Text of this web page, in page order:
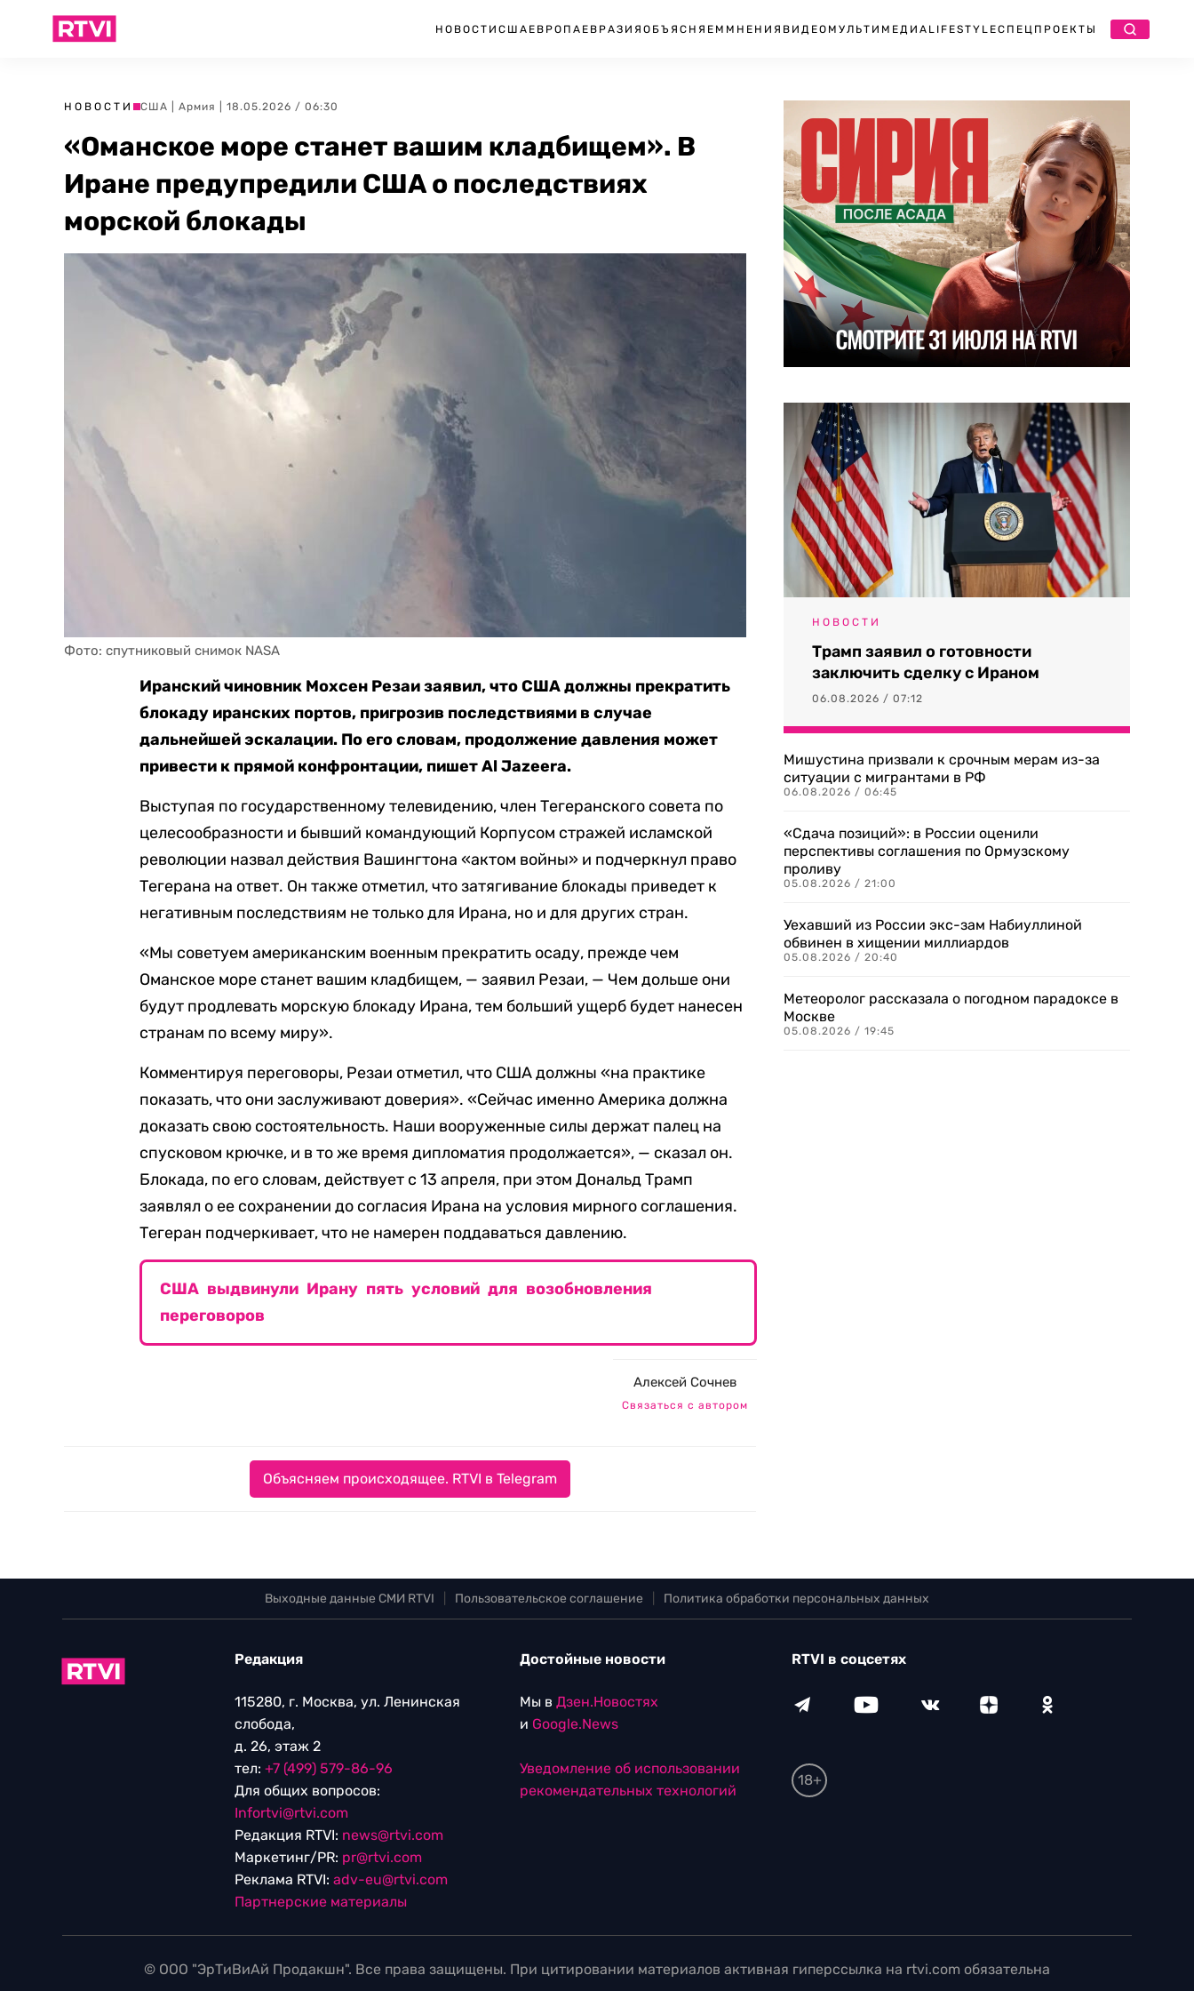
НОВОСТИ США ЕВРОПА ЕВРАЗИЯ ОБЪЯСНЯЕМ МНЕНИЯ ВИДЕО МУЛЬТИМЕДИА LIFESTYLEСПЕЦПРОЕКТЫ
НОВОСТИ США Армия | 18.05.2026 / 06:30
«Оманское море станет вашим кладбищем». В
Иране предупредили США о последствиях
морской блокады
Фото: спутниковый снимок NASA
Иранский чиновник Мохсен Резаи заявил, что США должны прекратить
блокаду иранских портов, пригрозив последствиями в случае
дальнейшей эскалации. По его словам, продолжение давления может
привести к прямой конфронтации, пишет Al Jazeera.
Выступая по государственному телевидению, член Тегеранского совета по
целесообразности и бывший командующий Корпусом стражей исламской
революции назвал действия Вашингтона «актом войны» и подчеркнул право
Тегерана на ответ. Он также отметил, что затягивание блокады приведет к
негативным последствиям не только для Ирана, но и для других стран.
«Мы советуем американским военным прекратить осаду, прежде чем
Оманское море станет вашим кладбищем, — заявил Резаи, — Чем дольше они
будут продлевать морскую блокаду Ирана, тем больший ущерб будет нанесен
странам по всему миру».
Комментируя переговоры, Резаи отметил, что США должны «на практике
показать, что они заслуживают доверия». «Сейчас именно Америка должна
доказать свою состоятельность. Наши вооруженные силы держат палец на
спусковом крючке, и в то же время дипломатия продолжается», — сказал он.
Блокада, по его словам, действует с 13 апреля, при этом Дональд Трамп
заявлял о ее сохранении до согласия Ирана на условия мирного соглашения.
Тегеран подчеркивает, что не намерен поддаваться давлению.
США выдвинули Ирану пять условий для возобновления
переговоров
Алексей Сочнев
Связаться с автором
Объясняем происходящее. RTVI в Telegram
НОВОСТИ
Трамп заявил о готовности
заключить сделку с Ираном
06.08.2026 / 07:12
Мишустина призвали к срочным мерам из-за
ситуации с мигрантами в РФ
06.08.2026 / 06:45
«Сдача позиций»: в России оценили
перспективы соглашения по Ормузскому
проливу
05.08.2026 / 21:00
Уехавший из России экс-зам Набиуллиной
обвинен в хищении миллиардов
05.08.2026 / 20:40
Метеоролог рассказала о погодном парадоксе в
Москве
05.08.2026 / 19:45
Выходные данные СМИ RTVI Пользовательское соглашение Политика обработки персональных данных
Редакция
115280, г. Москва, ул. Ленинская
слобода,
д. 26, этаж 2
тел: +7 (499) 579-86-96
Для общих вопросов:
Infortvi@rtvi.com
Редакция RTVI: news@rtvi.com
Маркетинг/PR: pr@rtvi.com
Реклама RTVI: adv-eu@rtvi.com
Партнерские материалы
Достойные новости
Мы в Дзен.Новостях
и Google.News
Уведомление об использовании
рекомендательных технологий
RTVI в соцсетях
18+
© ООО "ЭрТиВиАй Продакшн". Все права защищены. При цитировании материалов активная гиперссылка на rtvi.com обязательна